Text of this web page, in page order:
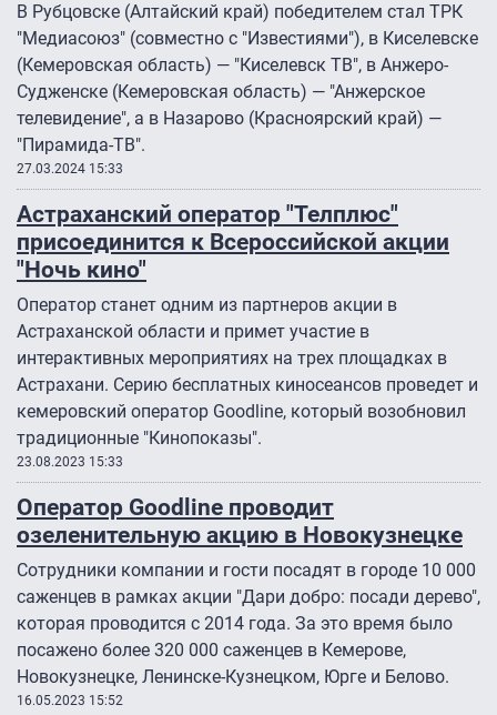
В Рубцовске (Алтайский край) победителем стал ТРК
"Медиасоюз" (совместно с "Известиями"), в Киселевске
(Кемеровская область) — "Киселевск ТВ", в Анжеро-
Судженске (Кемеровская область) — "Анжерское
телевидение", а в Назарово (Красноярский край) —
"Пирамида-ТВ".
27.03.2024 15:33
Астраханский оператор "Телплюс"
присоединится к Всероссийской акции
"Ночь кино"
Оператор станет одним из партнеров акции в
Астраханской области и примет участие в
интерактивных мероприятиях на трех площадках в
Астрахани. Серию бесплатных киносеансов проведет и
кемеровский оператор Goodline, который возобновил
традиционные "Кинопоказы".
23.08.2023 15:33
Оператор Goodline проводит
озеленительную акцию в Новокузнецке
Сотрудники компании и гости посадят в городе 10 000
саженцев в рамках акции "Дари добро: посади дерево",
которая проводится с 2014 года. За это время было
посажено более 320 000 саженцев в Кемерове,
Новокузнецке, Ленинске-Кузнецком, Юрге и Белово.
16.05.2023 15:52